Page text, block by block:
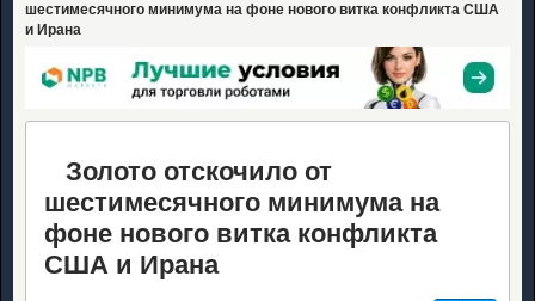
шестимесячного минимума на фоне нового витка конфликта США
и Ирана
Золото отскочило от
шестимесячного минимума на
фоне нового витка конфликта
США и Ирана